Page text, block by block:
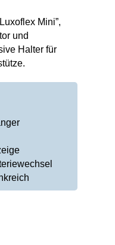
Mini”,
und
Halter für